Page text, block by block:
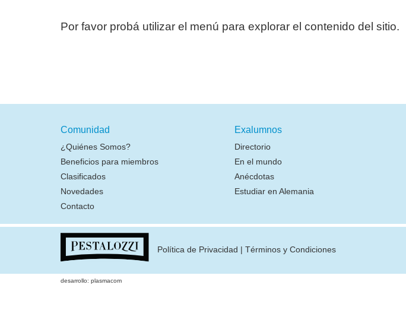
Por favor probá utilizar el menú para explorar el contenido del sitio.
Comunidad
¿Quiénes Somos?
Beneficios para miembros
Clasificados
Novedades
Contacto
Exalumnos
Directorio
En el mundo
Anécdotas
Estudiar en Alemania
Política de Privacidad |Términos y Condiciones
desarrollo: plasmacom